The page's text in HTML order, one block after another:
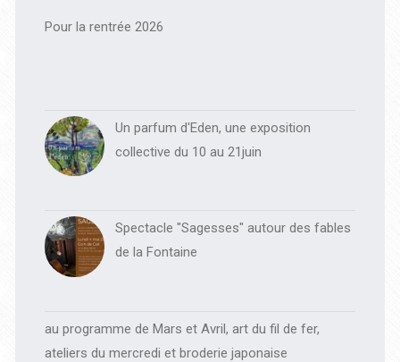
principale
Pour la rentrée 2026
Un parfum d'Eden, une exposition
collective du 10 au 21juin
Spectacle "Sagesses" autour des fables
de la Fontaine
au programme de Mars et Avril, art du fil de fer,
ateliers du mercredi et broderie japonaise